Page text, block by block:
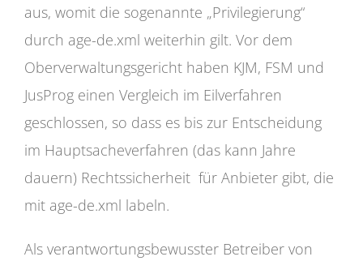
aus, womit die sogenannte „Privilegierung“
durch age-de.xml weiterhin gilt. Vor dem
Oberverwaltungsgericht haben KJM, FSM und
JusProg einen Vergleich im Eilverfahren
geschlossen, so dass es bis zur Entscheidung
im Hauptsacheverfahren (das kann Jahre
dauern) Rechtssicherheit für Anbieter gibt, die
mit age-de.xml labeln.
Als verantwortungsbewusster Betreiber von